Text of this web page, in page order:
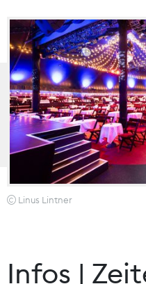
Linus Lintner
Infos |